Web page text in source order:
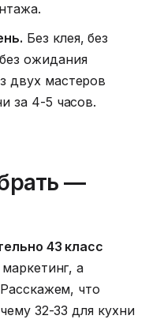
Без клея, без
ожидания
двух мастеров
за 4-5 часов.
—
43 класс
а
что
32-33 для кухни